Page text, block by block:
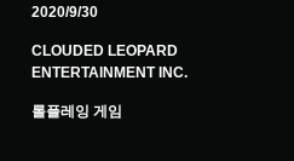
2020/9/30
CLOUDED LEOPARD
ENTERTAINMENT INC.
롤플레잉 게임